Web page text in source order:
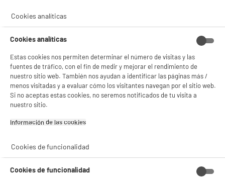
- ofrecer publicidad y comunicaciones personalizadas
Consulta la política de cookies.
Si aceptas, la experiencia será aún mejor. Si no acepta, se utilizarán cookies
estadísticas anónimas basadas en tu navegación. Puedes oponerte a su uso
gestionando sus cookies.
¡Buena visita!
Gestionar cookies
Cookies analíticas
Cookies analíticas
Estas cookies nos permiten determinar el número de visitas y las
fuentes de tráfico, con el fin de medir y mejorar el rendimiento de
nuestro sitio web. También nos ayudan a identificar las páginas más /
menos visitadas y a evaluar cómo los visitantes navegan por el sitio web.
Si no aceptas estas cookies, no seremos notificados de tu visita a
nuestro sitio.
Información de las cookies‎
Cookies de funcionalidad
Cookies de funcionalidad